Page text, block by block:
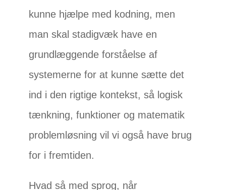
kunne hjælpe med kodning, men
man skal stadigvæk have en
grundlæggende forståelse af
systemerne for at kunne sætte det
ind i den rigtige kontekst, så logisk
tænkning, funktioner og matematik
problemløsning vil vi også have brug
for i fremtiden.
Hvad så med sprog, når